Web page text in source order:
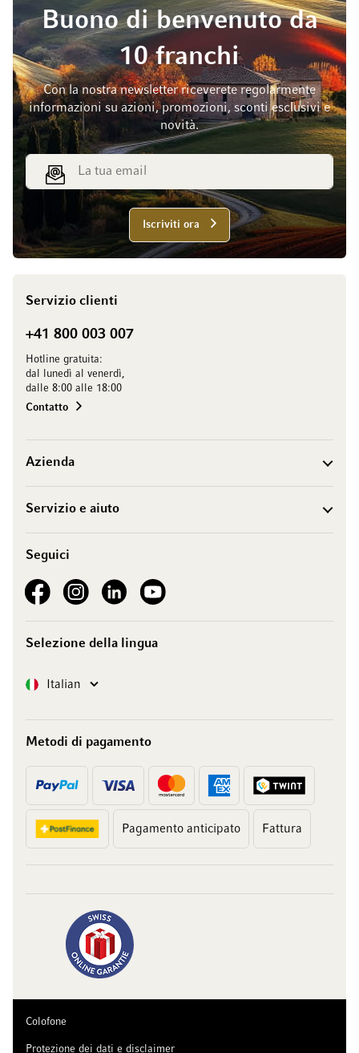
Buono di benvenuto da
10 franchi
Con la nostra newsletter riceverete regolarmente
informazioni su azioni, promozioni, sconti esclusivi e
novità.
Indirizzo email
Iscriviti ora
Servizio clienti
+41 800 003 007
Hotline gratuita:
dal lunedì al venerdì,
dalle 8:00 alle 18:00
Contatto
Azienda
Servizio e aiuto
Seguici
See our FacebookSee our Instagram account
See our LinkedInSee our YouTube channel
Selezione della lingua
Lingua Italian
Metodi di pagamento
Pagamento anticipato Fattura
Colofone
Protezione dei dati e disclaimer